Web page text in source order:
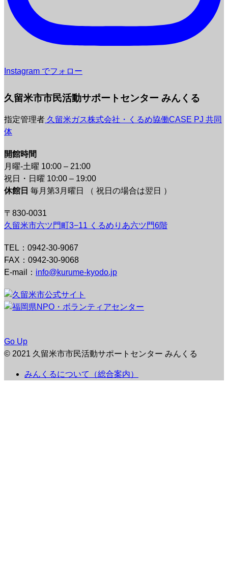
Instagram でフォロー
久留米市市民活動サポートセンター みんくる
指定管理者 久留米ガス株式会社・くるめ協働CASE PJ 共同
体
開館時間
月曜-土曜 10:00 – 21:00
祝日・日曜 10:00 – 19:00
休館日 毎月第3月曜日 （ 祝日の場合は翌日 ）
〒830-0031
久留米市六ツ門町3−11 くるめりあ六ツ門6階
TEL：0942-30-9067
FAX：0942-30-9068
E-mail： info@kurume-kyodo.jp
Go Up
© 2021 久留米市市民活動サポートセンター みんくる
みんくるについて（総合案内）